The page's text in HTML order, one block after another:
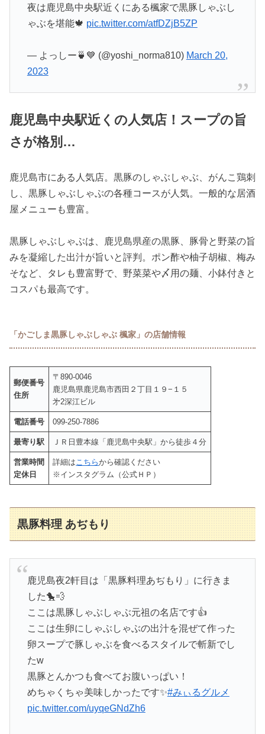
夜は鹿児島中央駅近くにある楓家で黒豚しゃぶし
ゃぶを堪能🍁 pic.twitter.com/atfDZjB5ZP
— よっしー🍵💙 (@yoshi_norma810) March 20,
2023
鹿児島中央駅近くの人気店！スープの旨
さが格別…
鹿児島市にある人気店。黒豚のしゃぶしゃぶ、がんこ鶏刺
し、黒豚しゃぶしゃぶの各種コースが人気。一般的な居酒
屋メニューも豊富。
黒豚しゃぶしゃぶは、鹿児島県産の黒豚、豚骨と野菜の旨
みを凝縮した出汁が旨いと評判。ポン酢や柚子胡椒、梅み
そなど、タレも豊富野で、野菜菜や〆用の麺、小鉢付きと
コスパも最高です。
「かごしま黒豚しゃぶしゃぶ 楓家」の店舗情報
郵便番号
住所
〒890-0046
鹿児島県鹿児島市西田２丁目１９−１５
㐧2深江ビル
電話番号 099-250-7886
最寄り駅 ＪＲ日豊本線「鹿児島中央駅」から徒歩４分
営業時間
定休日
詳細は こちらから確認ください
※インスタグラム（公式ＨＰ）
黒豚料理 あぢもり
鹿児島夜2軒目は「黒豚料理あぢもり」に行きま
した🐤💨
ここは黒豚しゃぶしゃぶ元祖の名店です👍
ここは生卵にしゃぶしゃぶの出汁を混ぜて作った
卵スープで豚しゃぶを食べるスタイルで斬新でし
たw
黒豚とんかつも食べてお腹いっぱい！
めちゃくちゃ美味しかったです✨#みぃるグルメ
pic.twitter.com/uyqeGNdZh6